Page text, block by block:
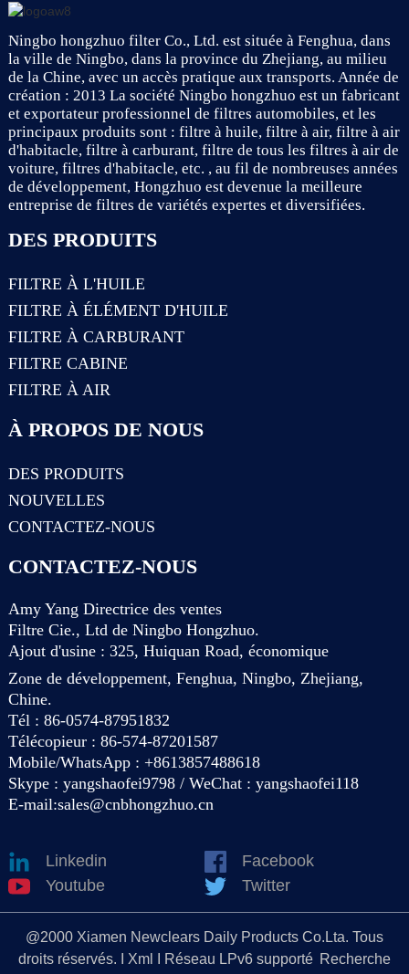
Ningbo hongzhuo filter Co., Ltd. est située à Fenghua, dans
la ville de Ningbo, dans la province du Zhejiang, au milieu
de la Chine, avec un accès pratique aux transports. Année de
création : 2013 La société Ningbo hongzhuo est un fabricant
et exportateur professionnel de filtres automobiles, et les
principaux produits sont : filtre à huile, filtre à air, filtre à air
d'habitacle, filtre à carburant, filtre de tous les filtres à air de
voiture, filtres d'habitacle, etc. , au fil de nombreuses années
de développement, Hongzhuo est devenue la meilleure
entreprise de filtres de variétés expertes et diversifiées.
DES PRODUITS
FILTRE À L'HUILE
FILTRE À ÉLÉMENT D'HUILE
FILTRE À CARBURANT
FILTRE CABINE
FILTRE À AIR
À PROPOS DE NOUS
DES PRODUITS
NOUVELLES
CONTACTEZ-NOUS
CONTACTEZ-NOUS
Amy Yang Directrice des ventes
Filtre Cie., Ltd de Ningbo Hongzhuo.
Ajout d'usine : 325, Huiquan Road, économique
Zone de développement, Fenghua, Ningbo, Zhejiang,
Chine.
Tél : 86-0574-87951832
Télécopieur : 86-574-87201587
Mobile/WhatsApp : +8613857488618
Skype : yangshaofei9798 / WeChat : yangshaofei118
E-mail:sales@cnbhongzhuo.cn
Linkedin
Facebook
Youtube
Twitter
@2000 Xiamen Newclears Daily Products Co.Lta. Tous
droits réservés. I Xml I Réseau LPv6 supporté Recherche